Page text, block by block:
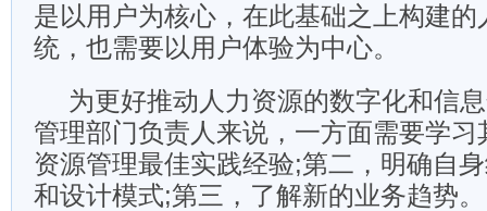
是以用户为核心，在此基础之上构建的
统，也需要以用户体验为中心。
为更好推动人力资源的数字化和信
管理部门负责人来说，一方面需要学习
资源管理最佳实践经验;第二，明确自
和设计模式;第三，了解新的业务趋势。